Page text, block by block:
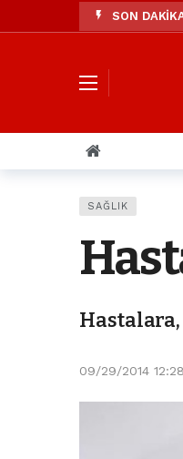
SON
SAĞLIK
09/29/2014